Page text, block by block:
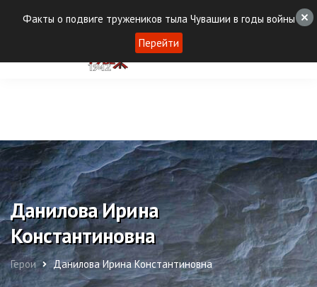
Данилова Ирина
Константиновна
Герои Данилова Ирина Константиновна
Факты о подвиге тружеников тыла Чувашии в годы войны
Перейти